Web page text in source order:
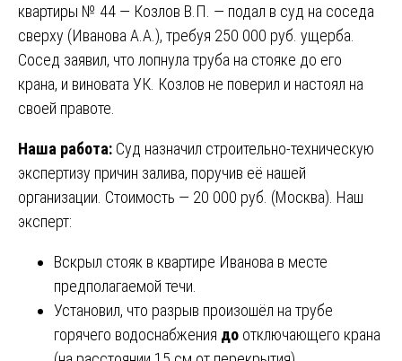
квартиры № 44 — Козлов В.П. — подал в суд на соседа
сверху (Иванова А.А.), требуя 250 000 руб. ущерба.
Сосед заявил, что лопнула труба на стояке до его
крана, и виновата УК. Козлов не поверил и настоял на
своей правоте.
Наша работа: Суд назначил строительно-техническую
экспертизу причин залива, поручив её нашей
организации. Стоимость — 20 000 руб. (Москва). Наш
эксперт:
Вскрыл стояк в квартире Иванова в месте
предполагаемой течи.
Установил, что разрыв произошёл на трубе
горячего водоснабжения до отключающего крана